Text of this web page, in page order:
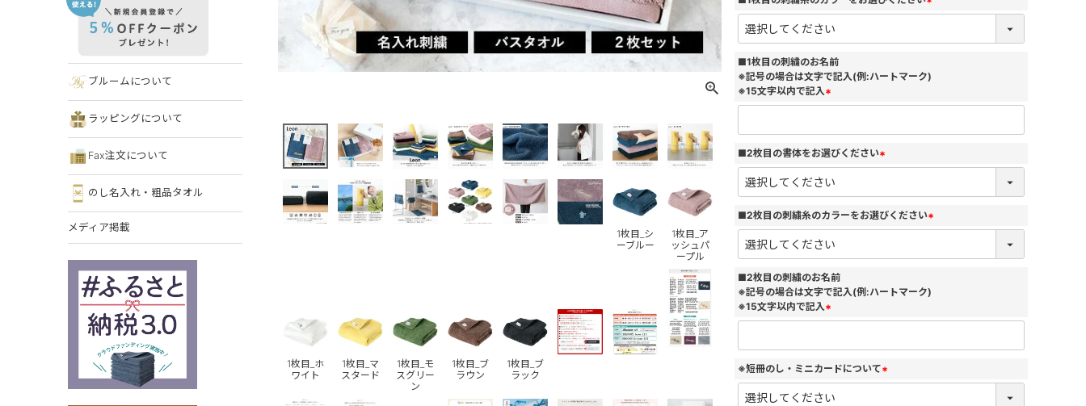
ブルームについて
ラッピングについて
Fax注文について
のし名入れ・粗品タオル
メディア掲載
1枚目_シ
ーブルー
1枚目_ア
ッシュパ
ープル
1枚目_ホ
ワイト
1枚目_マ
スタード
1枚目_モ
スグリー
ン
1枚目_ブ
ラウン
1枚目_ブ
ラック
(
須
■1枚目の刺繍のお名前
※記号の場合は文字で記入(例:ハートマーク)
※15文字以内で記入
(
須
)
■2枚目の書体をお選びください
(
須
)
■2枚目の刺繍糸のカラーをお選びください
(
須
■2枚目の刺繍のお名前
※記号の場合は文字で記入(例:ハートマーク)
※15文字以内で記入
(
須
)
※短冊のし・ミニカードについて
(